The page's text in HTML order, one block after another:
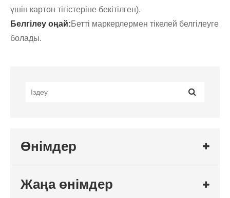
үшін картон тігістеріне бекітілген).
Белгілеу оңай:Бетті маркерлермен тікелей белгілеуге
болады.
Өнімдер
Жаңа өнімдер